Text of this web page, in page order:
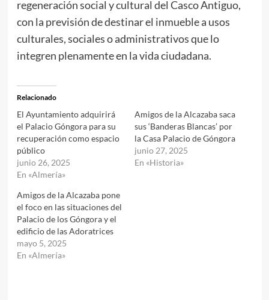
regeneración social y cultural del Casco Antiguo,
con la previsión de destinar el inmueble a usos
culturales, sociales o administrativos que lo
integren plenamente en la vida ciudadana.
Relacionado
El Ayuntamiento adquirirá
el Palacio Góngora para su
recuperación como espacio
público
junio 26, 2025
En «Almería»
Amigos de la Alcazaba saca
sus ‘Banderas Blancas’ por
la Casa Palacio de Góngora
junio 27, 2025
En «Historia»
Amigos de la Alcazaba pone
el foco en las situaciones del
Palacio de los Góngora y el
edificio de las Adoratrices
mayo 5, 2025
En «Almería»